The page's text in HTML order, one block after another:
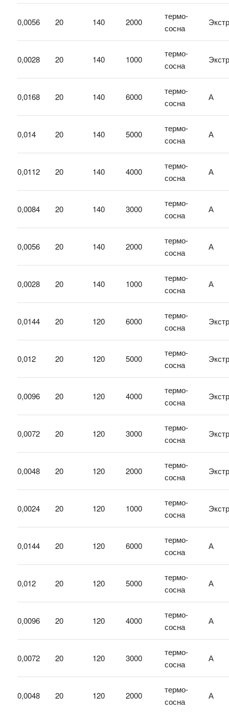
0,0056 20 140 2000
термо-
сосна
0,0028 20 140 1000
термо-
сосна
0,0168 20 140 6000
термо-
сосна
А
0,014 20 140 5000
термо-
сосна
А
0,0112 20 140 4000
термо-
сосна
А
0,0084 20 140 3000
термо-
сосна
А
0,0056 20 140 2000
термо-
сосна
А
0,0028 20 140 1000
термо-
сосна
А
0,0144 20 120 6000
термо-
сосна
0,012 20 120 5000
термо-
сосна
0,0096 20 120 4000
термо-
сосна
0,0072 20 120 3000
термо-
сосна
0,0048 20 120 2000
термо-
сосна
0,0024 20 120 1000
термо-
сосна
0,0144 20 120 6000
термо-
сосна
А
0,012 20 120 5000
термо-
сосна
А
0,0096 20 120 4000
термо-
сосна
А
0,0072 20 120 3000
термо-
сосна
А
0,0048 20 120 2000
термо-
сосна
А